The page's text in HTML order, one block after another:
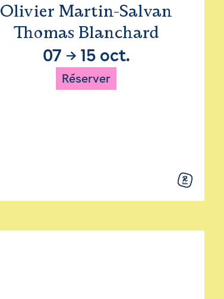
Olivier Martin-Salvan
Thomas Blanchard
07 → 15 oct.
Réserver